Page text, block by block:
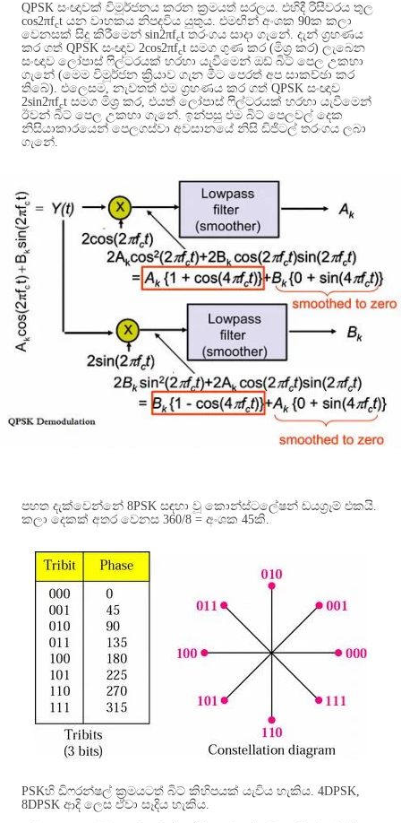
QPSK සංඥාවක් විමූර්ජනය කරන ක්‍රමයත් සරලය. එහිදී රිසීවරය තුල
cos2πfct යන වාහකය නිපදවිය යුතුය. එමඟින් අංශක 90ක කලා
වෙනසක් සිදු කිරීමෙන් sin2πfct තරංගය සාදා ගැනේ. දැන් ග්‍රහණය
කර ගත් QPSK සංඥාව 2cos2πfct සමග ගුණ කර (මිශ්‍ර කර) ලැබෙන
සංඥාව ලෝපාස් ෆිල්ටරයක් හරහා යැවීමෙන් ඔඩ් බිට් පෙල උකහා
ගැනේ (මෙම විමූර්ජන ක්‍රියාව ගැන මීට පෙරත් අප සාකච්ඡා කර
තිබේ). එලෙසම, නැවතත් එම ග්‍රහණය කර ගත් QPSK සංඥාව
2sin2πfct සමග මිශ්‍ර කර, එයත් ලෝපාස් ෆිල්ටරයක් හරහා යැවීමෙන්
ඊවන් බිට් පෙල උකහා ගැනේ. ඉන්පසු එම බිට් පෙලවල් දෙක
නිසියාකාරයෙන් පෙලගස්වා අවසානයේ නිසි ඩිජිටල් තරංගය ලබා
ගැනේ.
පහත දැක්වෙන්නේ 8PSK සඳහා වූ කොන්ස්ටලේෂන් ඩයග්‍රෑම් එකයි.
කලා දෙකක් අතර වෙනස 360/8 = අංශක 45කි.
PSKහි ඩිෆරන්ෂල් ක්‍රමයටත් බිට් කිහිපයක් යැවිය හැකිය. 4DPSK,
8DPSK ආදි ලෙස ඒවා සෑදිය හැකිය.